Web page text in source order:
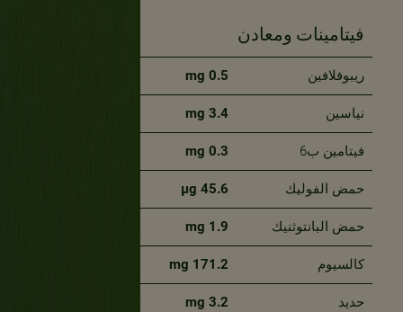
فيتامينات ومعادن
ريبوفلافين 0.5 mg
نياسين 3.4 mg
فيتامين ب6 0.3 mg
حمض الفوليك 45.6 μg
حمض البانتوثنيك 1.9 mg
كالسيوم 171.2 mg
حديد 3.2 mg